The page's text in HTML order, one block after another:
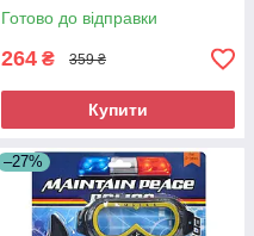
Готово до відправки
264 ₴ 359 ₴
Купити
–27%